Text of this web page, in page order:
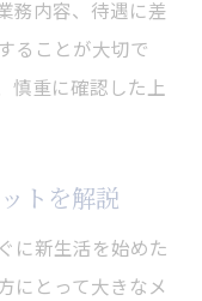
務内容、待遇に差
ることが大切で
慎重に確認した上
トを解説
に新生活を始めた
にとって大きなメ